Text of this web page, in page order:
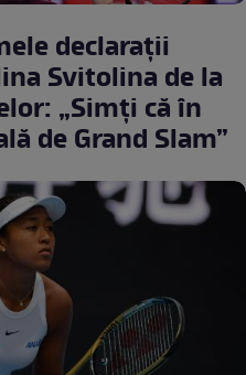
declaraţii
Svitolina de la
„Simți că în
de Grand Slam”